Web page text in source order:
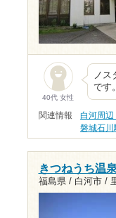
40代 女性
ノ
です
関連情報 白河周辺
磐城石川
きつねうち温泉
福島県 / 白河市 /